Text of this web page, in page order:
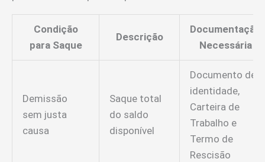
Condição
para Saque
Descrição
Documentação
Necessária
Demissão
sem justa
causa
Saque total
do saldo
disponível
Documento de
identidade,
Carteira de
Trabalho e
Termo de
Rescisão